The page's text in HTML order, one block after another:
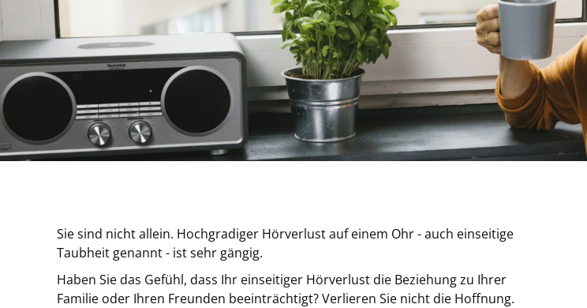
Sie sind nicht allein. Hochgradiger Hörverlust auf einem Ohr - auch einseitige
Taubheit genannt - ist sehr gängig.
Haben Sie das Gefühl, dass Ihr einseitiger Hörverlust die Beziehung zu Ihrer
Familie oder Ihren Freunden beeinträchtigt? Verlieren Sie nicht die Hoffnung.